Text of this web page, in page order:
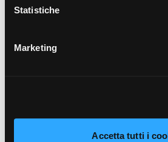
funzionamento, puoi prendere
Statistiche
Marketing
Accetta tutti i